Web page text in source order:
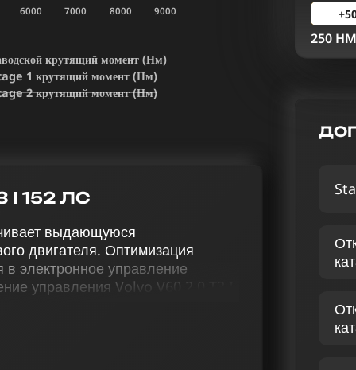
крутящий момент (Нм)
1 крутящий момент (Нм)
2 крутящий момент (Нм)
6000 7000 8000 9000
I 152 ЛС
выдающуюся
двигателя. Оптимизация
в электронное управление
управления Volvo V60 2.0 T3 I
который
удаление катализатора (Евро-2),
эффекта отстрелов,
ограничения скорости
250 HM